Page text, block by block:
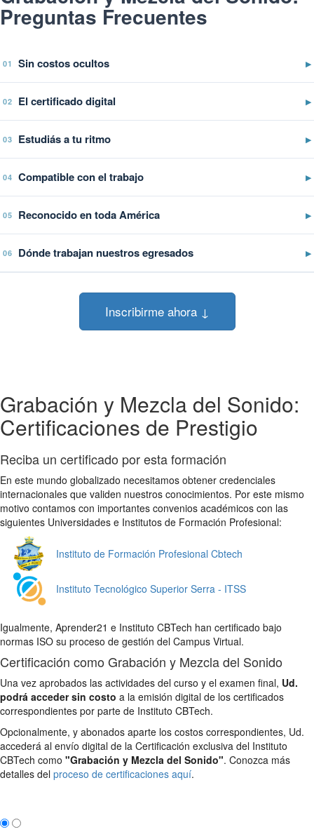
Preguntas Frecuentes
01 Sin costos ocultos ▶
02 El certificado digital ▶
03 Estudiás a tu ritmo ▶
04 Compatible con el trabajo ▶
05 Reconocido en toda América ▶
06 Dónde trabajan nuestros egresados ▶
Inscribirme ahora ↓
Grabación y Mezcla del Sonido:
Certificaciones de Prestigio
Reciba un certificado por esta formación
En este mundo globalizado necesitamos obtener credenciales
internacionales que validen nuestros conocimientos. Por este mismo
motivo contamos con importantes convenios académicos con las
siguientes Universidades e Institutos de Formación Profesional:
Instituto de Formación Profesional Cbtech
Instituto Tecnológico Superior Serra - ITSS
Igualmente, Aprender21 e Instituto CBTech han certificado bajo
normas ISO su proceso de gestión del Campus Virtual.
Certificación como Grabación y Mezcla del Sonido
Una vez aprobados las actividades del curso y el examen final, Ud.
podrá acceder sin costo a la emisión digital de los certificados
correspondientes por parte de Instituto CBTech.
Opcionalmente, y abonados aparte los costos correspondientes, Ud.
accederá al envío digital de la Certificación exclusiva del Instituto
CBTech como "Grabación y Mezcla del Sonido". Conozca más
detalles del proceso de certificaciones aquí.